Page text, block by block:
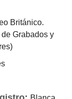
Británico.
Grabados y